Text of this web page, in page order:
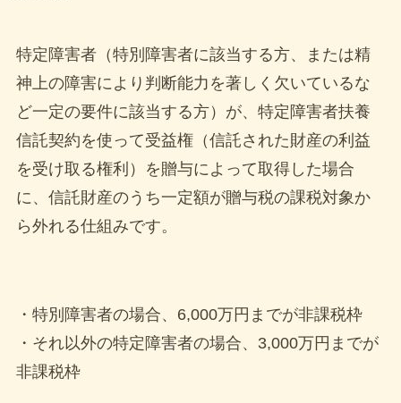
「mofusand もふもふスト
ア」が仙台PARCOに2025年4
しスポット
PARCOで開催！可愛さ溢れる
特別な時間を楽しもう
2025年4月6日
特定障害者（特別障害者に該当する方、または精
神上の障害により判断能力を著しく欠いているな
ど一定の要件に該当する方）が、特定障害者扶養
信託契約を使って受益権（信託された財産の利益
を受け取る権利）を贈与によって取得した場合
に、信託財産のうち一定額が贈与税の課税対象か
ら外れる仕組みです。
・特別障害者の場合、6,000万円までが非課税枠
・それ以外の特定障害者の場合、3,000万円までが
非課税枠